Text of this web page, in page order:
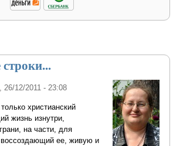
, 26/12/2011 - 23:08
христианский
жизнь изнутри,
на части, для
ее, живую и